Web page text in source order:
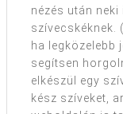
nézés után
szívecskéknek.
ha legközelebb
segítsen
elkészül egy
kész szíveket,